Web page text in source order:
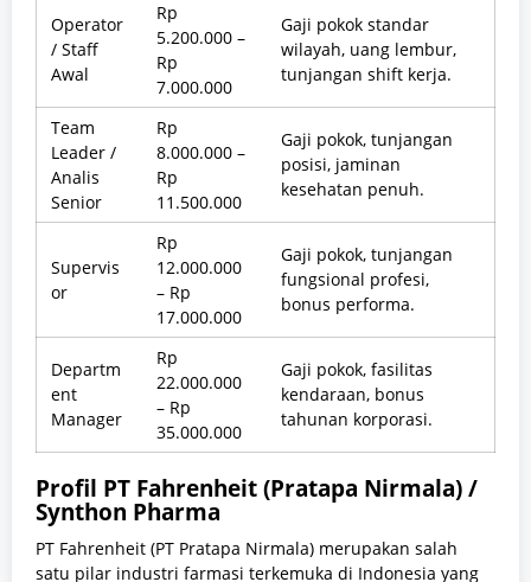
Operator
/ Staff
Awal
Rp
5.200.000 –
Rp
7.000.000
Gaji pokok standar
wilayah, uang lembur,
tunjangan shift kerja.
Team
Leader /
Analis
Senior
Rp
8.000.000 –
Rp
11.500.000
Gaji pokok, tunjangan
posisi, jaminan
kesehatan penuh.
Supervis
or
Rp
12.000.000
– Rp
17.000.000
Gaji pokok, tunjangan
fungsional profesi,
bonus performa.
Departm
ent
Manager
Rp
22.000.000
– Rp
35.000.000
Gaji pokok, fasilitas
kendaraan, bonus
tahunan korporasi.
Profil PT Fahrenheit (Pratapa Nirmala) /
Synthon Pharma
PT Fahrenheit (PT Pratapa Nirmala) merupakan salah
satu pilar industri farmasi terkemuka di Indonesia yang